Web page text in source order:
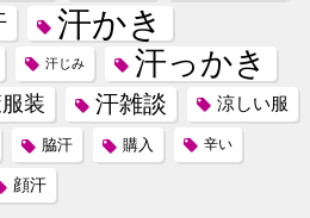
汗かき
汗じみ 汗っかき
装 汗雑談 涼しい服
脇汗 購入 辛い
顔汗